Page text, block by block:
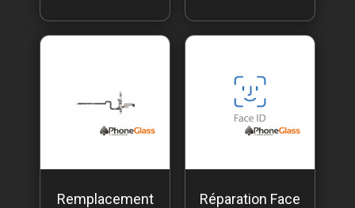
Remplacement
Réparation Face